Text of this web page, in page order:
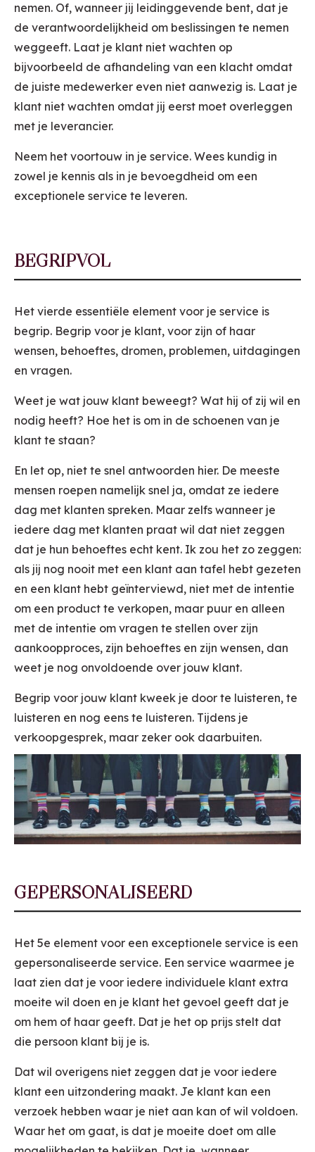
nemen. Of, wanneer jij leidinggevende bent, dat je
de verantwoordelijkheid om beslissingen te nemen
weggeeft. Laat je klant niet wachten op
bijvoorbeeld de afhandeling van een klacht omdat
de juiste medewerker even niet aanwezig is. Laat je
klant niet wachten omdat jij eerst moet overleggen
met je leverancier.
Neem het voortouw in je service. Wees kundig in
zowel je kennis als in je bevoegdheid om een
exceptionele service te leveren.
BEGRIPVOL
Het vierde essentiële element voor je service is
begrip. Begrip voor je klant, voor zijn of haar
wensen, behoeftes, dromen, problemen, uitdagingen
en vragen.
Weet je wat jouw klant beweegt? Wat hij of zij wil en
nodig heeft? Hoe het is om in de schoenen van je
klant te staan?
En let op, niet te snel antwoorden hier. De meeste
mensen roepen namelijk snel ja, omdat ze iedere
dag met klanten spreken. Maar zelfs wanneer je
iedere dag met klanten praat wil dat niet zeggen
dat je hun behoeftes echt kent. Ik zou het zo zeggen:
als jij nog nooit met een klant aan tafel hebt gezeten
en een klant hebt geïnterviewd, niet met de intentie
om een product te verkopen, maar puur en alleen
met de intentie om vragen te stellen over zijn
aankoopproces, zijn behoeftes en zijn wensen, dan
weet je nog onvoldoende over jouw klant.
Begrip voor jouw klant kweek je door te luisteren, te
luisteren en nog eens te luisteren. Tijdens je
verkoopgesprek, maar zeker ook daarbuiten.
GEPERSONALISEERD
Het 5e element voor een exceptionele service is een
gepersonaliseerde service. Een service waarmee je
laat zien dat je voor iedere individuele klant extra
moeite wil doen en je klant het gevoel geeft dat je
om hem of haar geeft. Dat je het op prijs stelt dat
die persoon klant bij je is.
Dat wil overigens niet zeggen dat je voor iedere
klant een uitzondering maakt. Je klant kan een
verzoek hebben waar je niet aan kan of wil voldoen.
Waar het om gaat, is dat je moeite doet om alle